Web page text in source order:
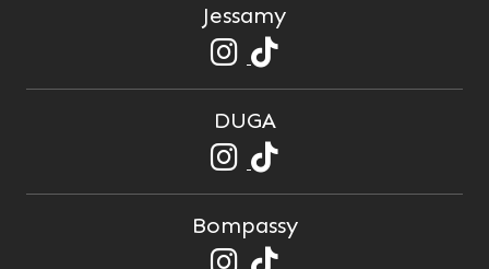
Jessamy
DUGA
Bompassy